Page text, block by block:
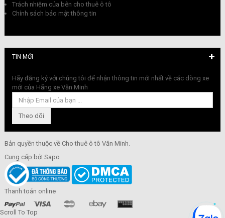
Trách nhiệm của bên cho thuê ô tô
Chính sách bảo mật thông tin
TIN MỚI
Hãy đăng ký với chúng tôi để nhận thông tin mới nhất về các dòng xe
mới của Hãng xe Văn Minh
Bản quyền thuộc về Cho thuê ô tô Văn Minh.
Cung cấp bởi Sapo
Thanh toán online
Scroll To Top